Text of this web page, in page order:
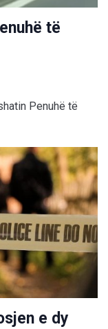
të
Penuhë të
e dy